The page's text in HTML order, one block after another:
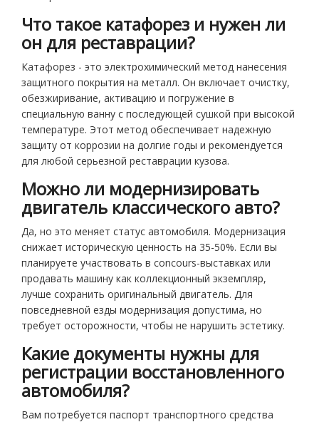
Что такое катафорез и нужен ли
он для реставрации?
Катафорез - это электрохимический метод нанесения
защитного покрытия на металл. Он включает очистку,
обезжиривание, активацию и погружение в
специальную ванну с последующей сушкой при высокой
температуре. Этот метод обеспечивает надежную
защиту от коррозии на долгие годы и рекомендуется
для любой серьезной реставрации кузова.
Можно ли модернизировать
двигатель классического авто?
Да, но это меняет статус автомобиля. Модернизация
снижает историческую ценность на 35-50%. Если вы
планируете участвовать в concours-выставках или
продавать машину как коллекционный экземпляр,
лучше сохранить оригинальный двигатель. Для
повседневной езды модернизация допустима, но
требует осторожности, чтобы не нарушить эстетику.
Какие документы нужны для
регистрации восстановленного
автомобиля?
Вам потребуется паспорт транспортного средства